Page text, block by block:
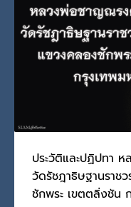
ประวัติและปฏิปทา
วัดรัชฎาธิษฐานราช
ชักพระ เขตตลิ่งชัน